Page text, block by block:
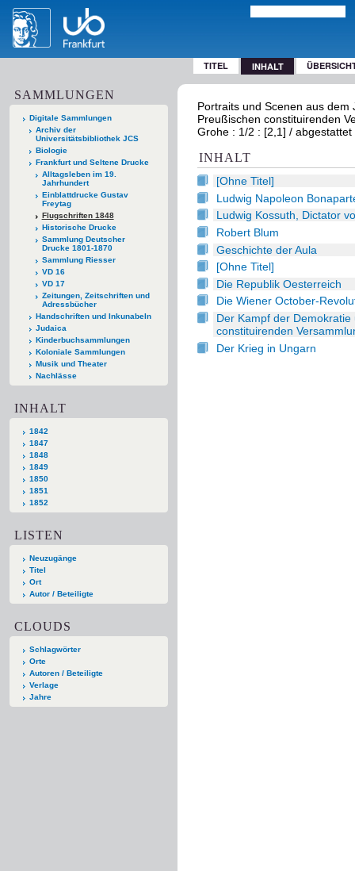
TITEL INHALT
SAMMLUNGEN
Digitale Sammlungen
Archiv der
Universitätsbibliothek JCS
Biologie
Frankfurt und Seltene Drucke
Alltagsleben im 19.
Jahrhundert
Einblattdrucke Gustav
Freytag
Flugschriften 1848
Historische Drucke
Sammlung Deutscher
Drucke 1801-1870
Sammlung Riesser
VD 16
VD 17
Zeitungen, Zeitschriften und
Adressbücher
Handschriften und Inkunabeln
Judaica
Kinderbuchsammlungen
Koloniale Sammlungen
Musik und Theater
Nachlässe
INHALT
1842
1847
1848
1849
1850
1851
1852
LISTEN
Neuzugänge
Titel
Ort
Autor / Beteiligte
CLOUDS
Schlagwörter
Orte
Autoren / Beteiligte
Verlage
Jahre
Portraits und Scenen aus
Preußischen constituirenden
Grohe : 1/2 : [2,1] /
INHALT
[Ohne Titel]
Ludwig Napoleon
Ludwig Kossuth, Dictator
Robert Blum
Geschichte der Aula
[Ohne Titel]
Die Republik Oesterreich
Die Wiener October-
Der Kampf der
constituirenden
Der Krieg in Ungarn